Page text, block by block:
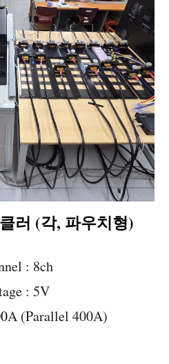
러 (각, 파우치형)
: 8ch
: 5V
0A (Parallel 400A)